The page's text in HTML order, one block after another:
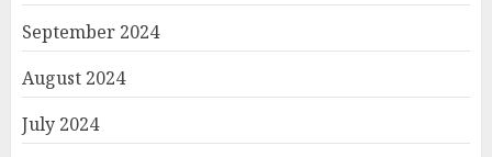
September 2024
August 2024
July 2024